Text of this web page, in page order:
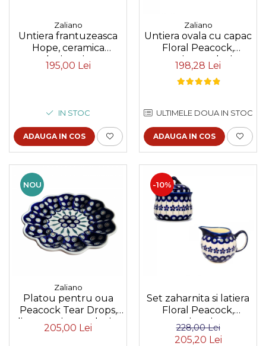
Zaliano
Untiera frantuzeasca
Hope, ceramica
smaltuita, pictata
manual, 11,0x11,0 cm
195,00 Lei
IN STOC
ADAUGA IN COS
Zaliano
Untiera ovala cu capac
Floral Peacock,
ceramica smaltuita,
pictata manual, 15,0 x
19,8 cm
198,28 Lei
ULTIMELE DOUA IN STOC
ADAUGA IN COS
NOU
Zaliano
Platou pentru oua
Peacock Tear Drops,
din ceramica smaltuita,
pictata manual, 24,0
205,00 Lei
-10%
Set zaharnita si latiera
Floral Peacock,
ceramica pictata
manual
228,00 Lei
205,20 Lei